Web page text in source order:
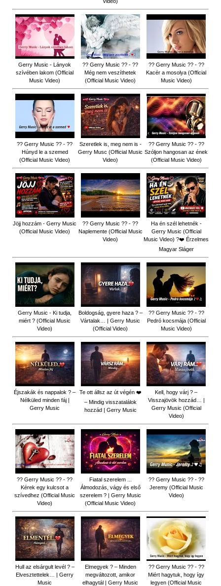
Gerry Music - Lányok
szívében lakom (Official
Music Video)
?? Gerry Music ?? - ??
Még nem veszíthetek
(Official Music Video)
?? Gerry Music ?? - ??
Kacér a mosolya (Official
Music Video)
?? Gerry Music ?? - ??
Húnyd le a szemed
(Official Music Video)
Szeretlek is, meg nem is -
Gerry Musc (Official Music
Video)
?? Gerry Music ?? - ??
Szóljon hangosan az ének
(Official Music Video)
Jöjj hozzám - Gerry Music
(Official Music Video)
?? Gerry Music ?? - ??
Naplemente (Official Music
Video)
Ha én szél lehetnék -
Gerry Music (Official
Music Video) ?️❤️ Érzelmes
Magyar Sláger
Gerry Music - Ki tudja,
miért ? (Official Music
Video)
Boldogság, gyere haza ? –
Vártalak… | Gerry Music
(Official Video)
?? Gerry Music ?? - ??
Pedró kocsmája (Official
Music Video)
Éjszakák és nappalok ? –
Nélküled minden fáj |
Gerry Music
Te ott állsz az út végén ❤️
– Mindig visszatalálok
hozzád | Gerry Music
Kell, hogy várj ? –
Visszajövök hozzád… |
Gerry Music (Official
Video)
?? Gerry Music ?? - ??
Kérek egy kulcsot a
szívedhez (Official Music
Video)
Fiatal szerelem ...
Álmodozás, vágy és első
szerelem ? | Gerry Music
(Official Music Video)
?? Gerry Music ?? - ??
Jeremy (Official Music
Video)
Hull az elsárgult levél ? –
Elvesztettelek… | Gerry
Music
Elmegyek ? – Minden
megváltozott, amikor
elhagytál | Gerry Music
?? Gerry Music ?? - ??
Miért hagytuk, hogy így
legyen (Official Music